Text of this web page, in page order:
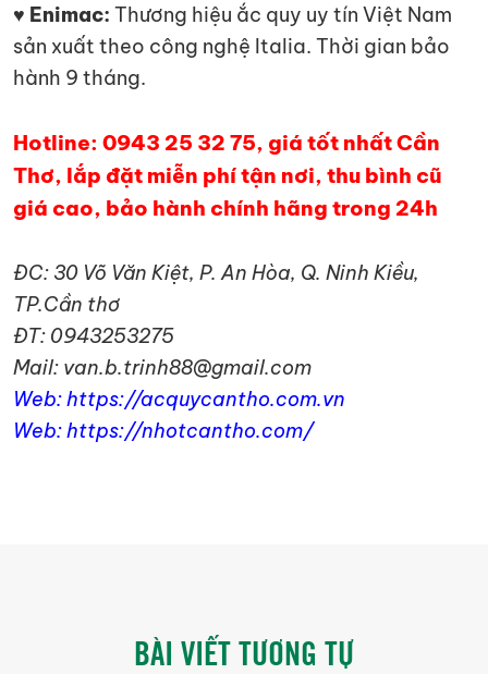
♥ Enimac: Thương hiệu ắc quy uy tín Việt Nam
sản xuất theo công nghệ Italia. Thời gian bảo
hành 9 tháng.
Hotline: 0943 25 32 75, giá tốt nhất Cần
Thơ, lắp đặt miễn phí tận nơi, thu bình cũ
giá cao, bảo hành chính hãng trong 24h
ĐC: 30 Võ Văn Kiệt, P. An Hòa, Q. Ninh Kiều,
TP.Cần thơ
ĐT: 0943253275
Mail: van.b.trinh88@gmail.com
Web: https://acquycantho.com.vn
Web: https://nhotcantho.com/
BÀI VIẾT TƯƠNG TỰ